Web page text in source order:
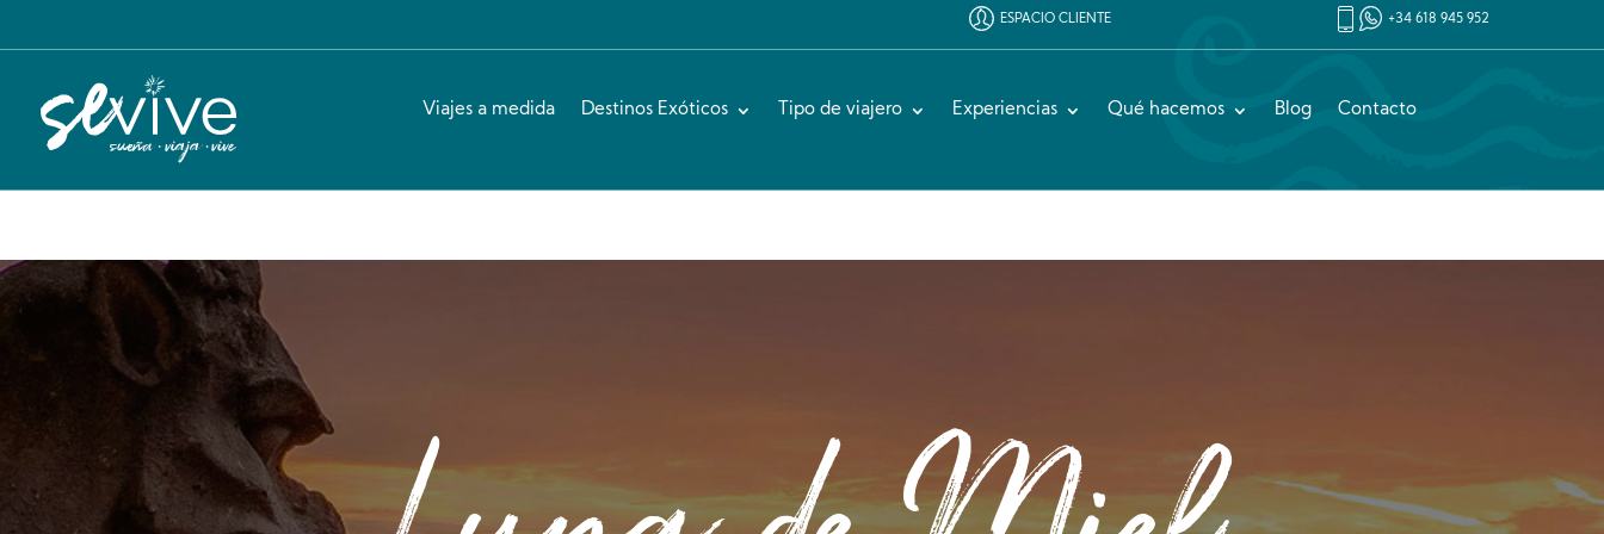
ESPACIO CLIENTE +34 618 945 952
Viajes a medida Destinos Exóticos Tipo de viajero Experiencias Qué hacemos Blog Contacto